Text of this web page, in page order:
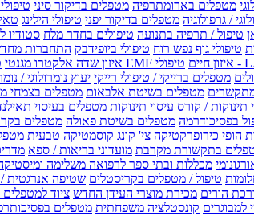
מטפלים בארומתרפיה מטפלים בדיקור סיני
/ גרפולוגיה מטפלים בדיקור יפני טיפולי הילינג
טיפול / תרפיה בתנועה טיפולים בחדר מלח סטודיו
טיפולי גוף נפש רוח טיפולי ביופידבק התחברות
טיפולי EMF איזון שדה אלקטרו מגנטי
מטפלים ברייקי / טיפולי רייקי יעוץ נומרולוגי /
מטפלים בשיטת אלבאום מטפלים בצמחי
תינוקות / קורס עיסוי תינוקות מטפלים בעיסוי
בפסיכודרמה מטפלים בשיטת פאולה מטפלים
הופי כירופרקטיקה צי' קונג קוסמטיקה טבעית
בתקשורת מקרבת מועדוני בריאות / ספא
מכללות ובתי ספר לרפואה משלימה
טיפול / מטפלים בקריסטלים שטיפה אנרגטית
הורים מכירת מוצרי העידן החדש ציוד למטפלים
למבוגרים קונסטלציה משפחתית מטפלים